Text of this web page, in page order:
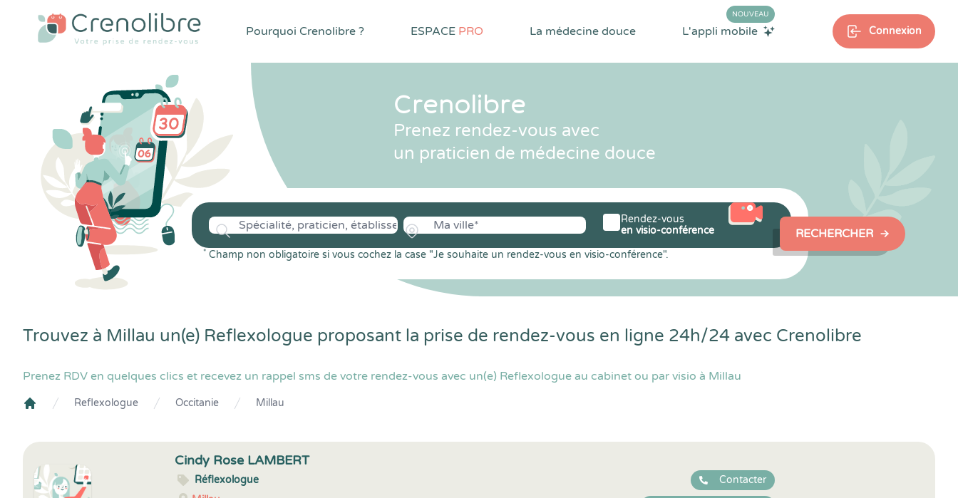
Pourquoi Crenolibre ? ESPACE PRO La médecine douce L'appli mobile
NOUVEAU
Connexion
Crenolibre
Prenez rendez-vous avec
un praticien de médecine douce
* Champ non obligatoire si vous cochez la case "Je souhaite un rendez-vous en visio-conférence".
Rendez-vous
en visio-conférence
RECHERCHER
Trouvez à Millau un(e) Reflexologue proposant la prise de rendez-vous en ligne 24h/24 avec Crenolibre
Prenez RDV en quelques clics et recevez un rappel sms de votre rendez-vous avec un(e) Reflexologue au cabinet ou par visio à Millau
Reflexologue Occitanie Millau
Cindy Rose LAMBERT
Réflexologue
Contacter